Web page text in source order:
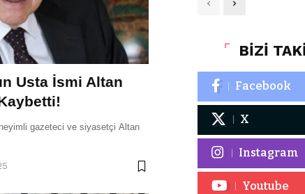
Usta İsmi Altan
gazeteci ve siyasetçi Altan
BİZİ
Facebook
X
Instagram
Youtube